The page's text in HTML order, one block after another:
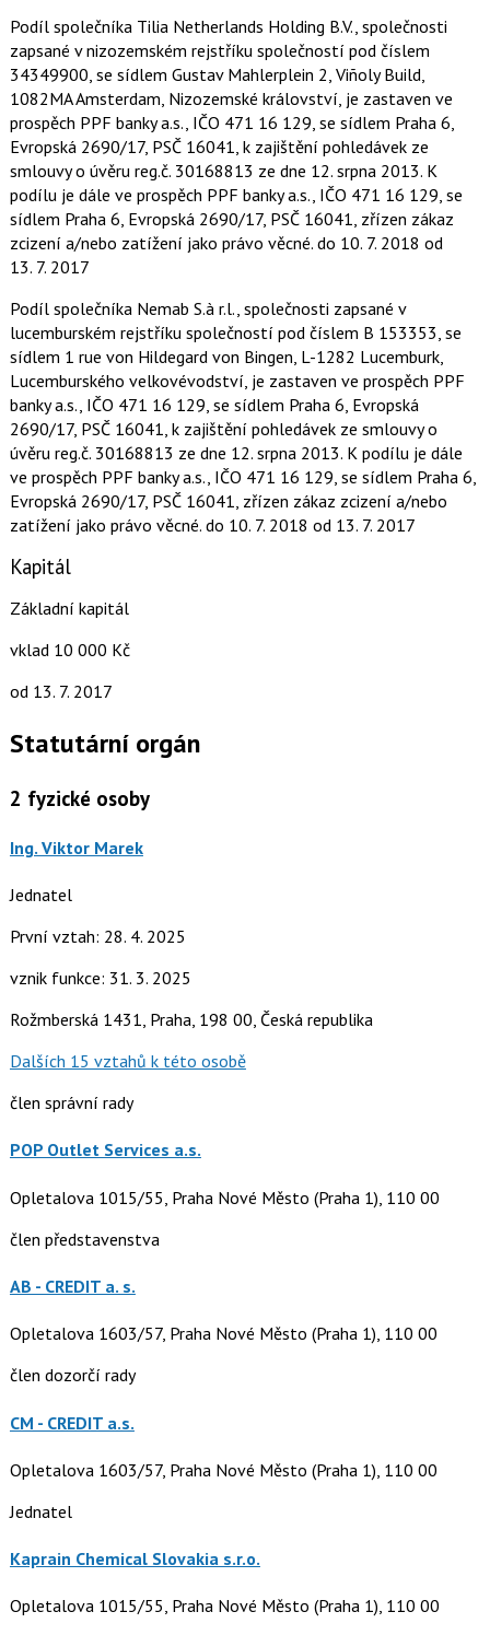
Podíl společníka Tilia Netherlands Holding B.V., společnosti
zapsané v nizozemském rejstříku společností pod číslem
34349900, se sídlem Gustav Mahlerplein 2, Viñoly Build,
1082MA Amsterdam, Nizozemské království, je zastaven ve
prospěch PPF banky a.s., IČO 471 16 129, se sídlem Praha 6,
Evropská 2690/17, PSČ 16041, k zajištění pohledávek ze
smlouvy o úvěru reg.č. 30168813 ze dne 12. srpna 2013. K
podílu je dále ve prospěch PPF banky a.s., IČO 471 16 129, se
sídlem Praha 6, Evropská 2690/17, PSČ 16041, zřízen zákaz
zcizení a/nebo zatížení jako právo věcné. do 10. 7. 2018 od
13. 7. 2017
Podíl společníka Nemab S.à r.l., společnosti zapsané v
lucemburském rejstříku společností pod číslem B 153353, se
sídlem 1 rue von Hildegard von Bingen, L-1282 Lucemburk,
Lucemburského velkovévodství, je zastaven ve prospěch PPF
banky a.s., IČO 471 16 129, se sídlem Praha 6, Evropská
2690/17, PSČ 16041, k zajištění pohledávek ze smlouvy o
úvěru reg.č. 30168813 ze dne 12. srpna 2013. K podílu je dále
ve prospěch PPF banky a.s., IČO 471 16 129, se sídlem Praha 6,
Evropská 2690/17, PSČ 16041, zřízen zákaz zcizení a/nebo
zatížení jako právo věcné. do 10. 7. 2018 od 13. 7. 2017
Kapitál
Základní kapitál
vklad 10 000 Kč
od 13. 7. 2017
Statutární orgán
2 fyzické osoby
Ing. Viktor Marek
Jednatel
První vztah: 28. 4. 2025
vznik funkce: 31. 3. 2025
Rožmberská 1431, Praha, 198 00, Česká republika
Dalších 15 vztahů k této osobě
člen správní rady
POP Outlet Services a.s.
Opletalova 1015/55, Praha Nové Město (Praha 1), 110 00
člen představenstva
AB - CREDIT a. s.
Opletalova 1603/57, Praha Nové Město (Praha 1), 110 00
člen dozorčí rady
CM - CREDIT a.s.
Opletalova 1603/57, Praha Nové Město (Praha 1), 110 00
Jednatel
Kaprain Chemical Slovakia s.r.o.
Opletalova 1015/55, Praha Nové Město (Praha 1), 110 00